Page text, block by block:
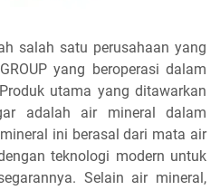
salah satu perusahaan yang
yang beroperasi dalam
utama yang ditawarkan
adalah air mineral dalam
ini berasal dari mata air
teknologi modern untuk
Selain air mineral,